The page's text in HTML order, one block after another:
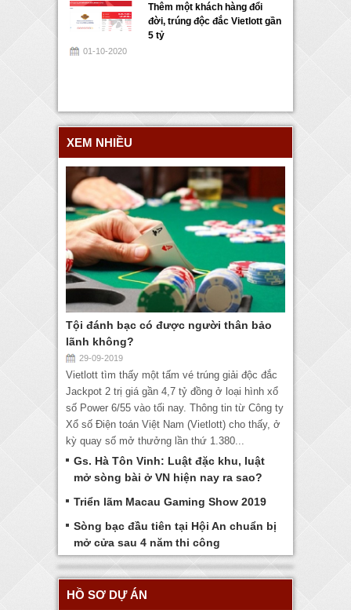
Thêm một khách hàng đổi
đời, trúng độc đắc Vietlott gần
5 tỷ
01-10-2020
XEM NHIỀU
Tội đánh bạc có được người thân bảo
lãnh không?
29-09-2019
Vietlott tìm thấy một tấm vé trúng giải độc đắc
Jackpot 2 trị giá gần 4,7 tỷ đồng ở loại hình xổ
số Power 6/55 vào tối nay. Thông tin từ Công ty
Xổ số Điện toán Việt Nam (Vietlott) cho thấy, ở
kỳ quay số mở thưởng lần thứ 1.380...
Gs. Hà Tôn Vinh: Luật đặc khu, luật
mở sòng bài ở VN hiện nay ra sao?
Triển lãm Macau Gaming Show 2019
Sòng bạc đầu tiên tại Hội An chuẩn bị
mở cửa sau 4 năm thi công
HỒ SƠ DỰ ÁN